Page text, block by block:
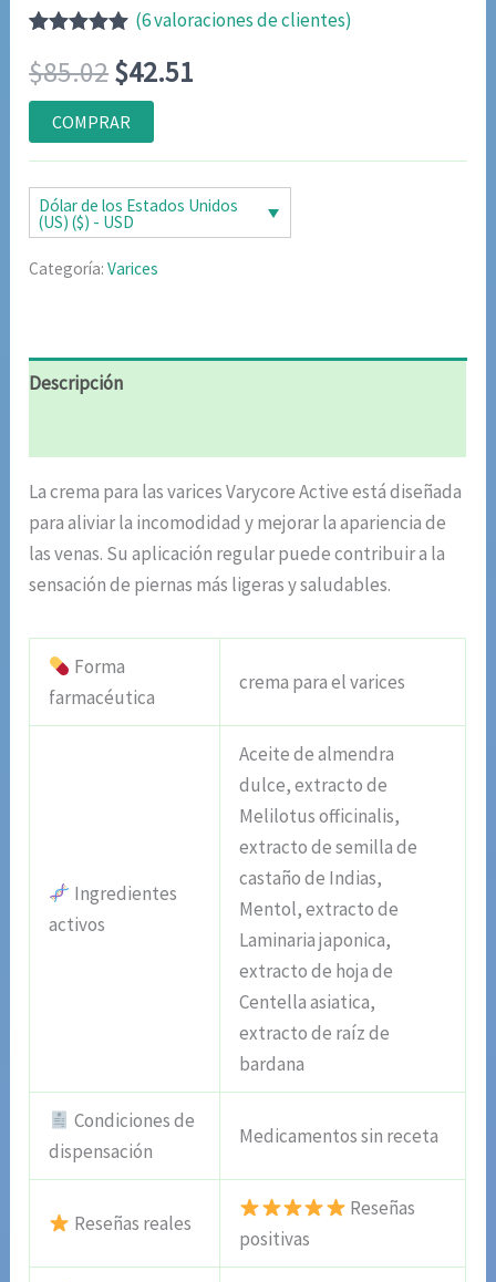
con5.00de
5 en base a
valoraciones
de clientes
(6valoraciones de clientes)
$85.02El
precio
original
era:
$85.02.
$42.51
actual
es:
COMPRAR
Dólar de los Estados Unidos
(US) ($) - USD
Categoría:Varices
Descripción
La crema para las varices Varycore Active está diseñada
para aliviar la incomodidad y mejorar la apariencia de
las venas. Su aplicación regular puede contribuir a la
sensación de piernas más ligeras y saludables.
Forma
farmacéutica
crema para el varices
Ingredientes
activos
Aceite de almendra
dulce, extracto de
Melilotus officinalis,
extracto de semilla de
castaño de Indias,
Mentol, extracto de
Laminaria japonica,
extracto de hoja de
Centella asiatica,
extracto de raíz de
bardana
Condiciones de
dispensación
Medicamentos sin receta
Reseñas reales
Reseñas
positivas